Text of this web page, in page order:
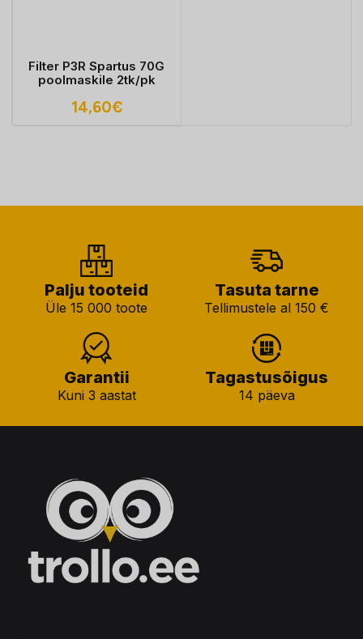
Filter P3R Spartus 70G
poolmaskile 2tk/pk
14,60€
Palju tooteid
Üle 15 000 toote
Tasuta tarne
Tellimustele al 150 €
Garantii
Kuni 3 aastat
Tagastusõigus
14 päeva